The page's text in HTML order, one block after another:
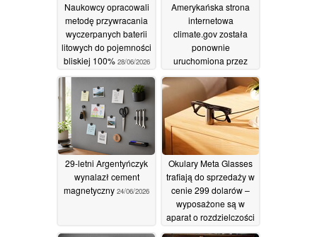
Naukowcy opracowali
metodę przywracania
wyczerpanych baterii
litowych do pojemności
bliskiej 100% 28/06/2026
Amerykańska strona
internetowa
climate.gov została
ponownie
uruchomiona przez
po tym, jak
administracja Trumpa
wyłączyła ją z sieci
24/06/2026
29-letni Argentyńczyk
wynalazł cement
magnetyczny 24/06/2026
Okulary Meta Glasses
trafiają do sprzedaży w
cenie 299 dolarów –
wyposażone są w
aparat o rozdzielczości